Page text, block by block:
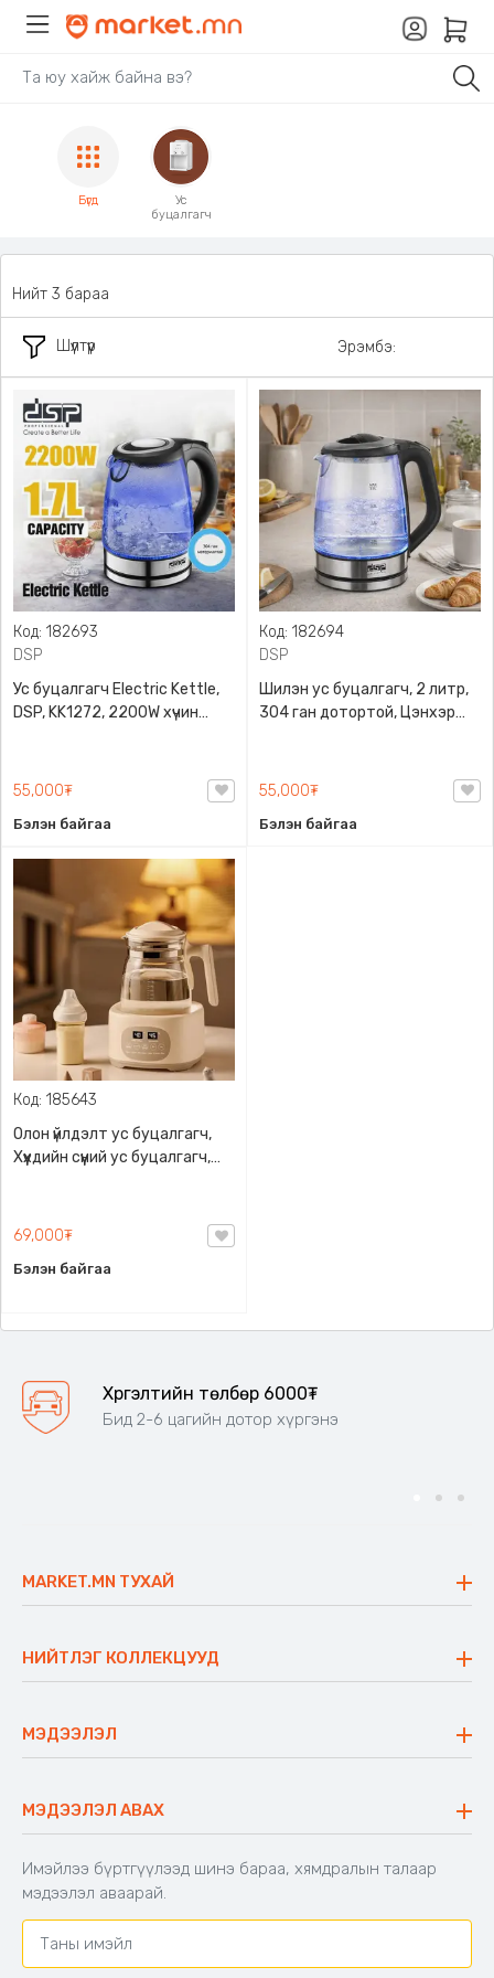
Бүгд
Ус
буцалгагч
Шүүлтүүр
Нийт 3 бараа
Эрэмбэ:
Код: 182693
DSP
Ус буцалгагч Electric Kettle,
DSP, KK1272, 2200W хүчин
халуунд тэсвэртэй шил +
зэвэрдэггүй ган суурь + ABS
хуванцар, LED гэрэлтэй
55,000₮
Бэлэн байгаа
Код: 182694
DSP
Шилэн ус буцалгагч, 2 литр,
304 ган дотортой, Цэнхэр
55,000₮
Бэлэн байгаа
Код: 185643
Олон үйлдэлт ус буцалгагч,
Хүүхдийн сүүний ус буцалгагч,
олон төрлийн тохиргоотой,
Градус харуулах дэлгэцтэй ,
AL-138
69,000₮
Бэлэн байгаа
Хүргэлтийн төлбөр 6000₮
Бид 2-6 цагийн дотор хүргэнэ
MARKET.MN ТУХАЙ
Үнэт зүйлс
Ажлын байр
Блог
НИЙТЛЭГ КОЛЛЕКЦУУД
Сүүдрэвч
Аяны ширээ
Аяны түшлэгтэй сандал
МЭДЭЭЛЭЛ
Буцаалтын журам
Захиалга шалгах
Хамтран ажиллах
Холбоо барих
МЭДЭЭЛЭЛ АВАХ
Имэйлээ бүртгүүлээд шинэ бараа, хямдралын талаар
мэдээлэл аваарай.